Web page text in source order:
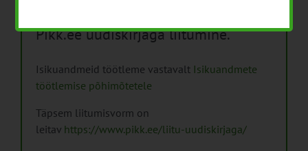
Pikk.ee uudiskirjaga liitumine.
Isikuandmeid töötleme vastavalt Isikuandmete
töötlemise põhimõtetele
Täpsem liitumisvorm on
leitav https://www.pikk.ee/liitu-uudiskirjaga/